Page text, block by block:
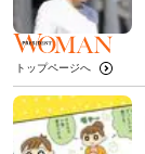
トップページへ